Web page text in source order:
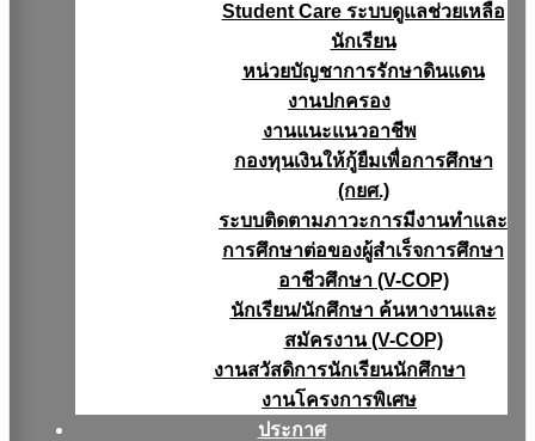
Student Care ระบบดูแลช่วยเหลือ
นักเรียน
หน่วยบัญชาการรักษาดินแดน
งานปกครอง
งานแนะแนวอาชีพ
กองทุนเงินให้กู้ยืมเพื่อการศึกษา
(กยศ.)
ระบบติดตามภาวะการมีงานทำและ
การศึกษาต่อของผู้สำเร็จการศึกษา
อาชีวศึกษา (V-COP)
นักเรียน/นักศึกษา ค้นหางานและ
สมัครงาน (V-COP)
งานสวัสดิการนักเรียนนักศึกษา
งานโครงการพิเศษ
ประกาศ